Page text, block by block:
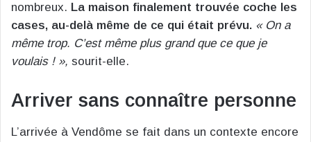
nombreux. La maison finalement trouvée coche les
cases, au-delà même de ce qui était prévu. « On a
même trop. C’est même plus grand que ce que je
voulais ! », sourit-elle.
Arriver sans connaître personne
L’arrivée à Vendôme se fait dans un contexte encore